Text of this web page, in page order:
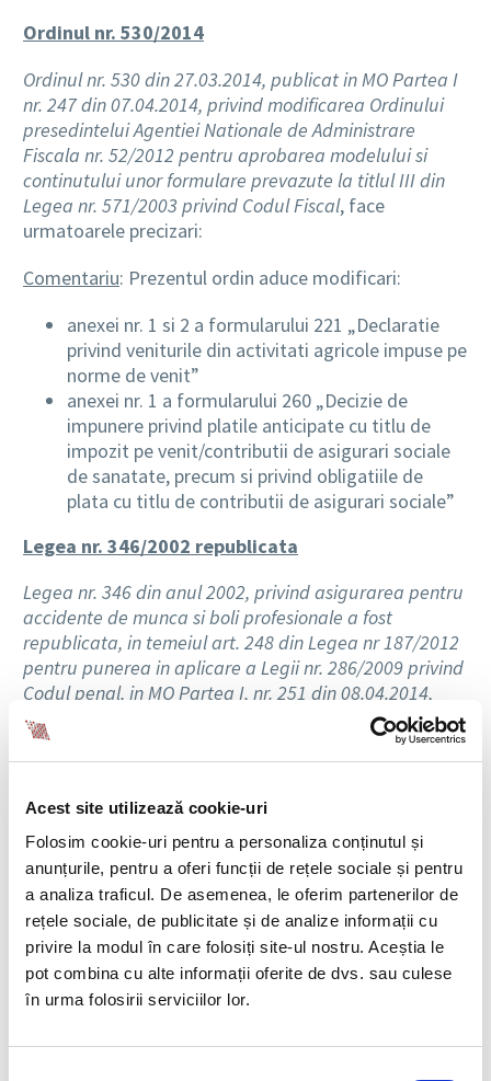
Acest site utilizează cookie-uri
Folosim cookie-uri pentru a personaliza conținutul și
anunțurile, pentru a oferi funcții de rețele sociale și pentru
a analiza traficul. De asemenea, le oferim partenerilor de
rețele sociale, de publicitate și de analize informații cu
privire la modul în care folosiți site-ul nostru. Aceștia le
pot combina cu alte informații oferite de dvs. sau culese
în urma folosirii serviciilor lor.
Ordinul nr. 530/2014
Ordinul nr. 530 din 27.03.2014, publicat in MO Partea I
nr. 247 din 07.04.2014, privind modificarea Ordinului
presedintelui Agentiei Nationale de Administrare
Fiscala nr. 52/2012 pentru aprobarea modelului si
continutului unor formulare prevazute la titlul III din
Legea nr. 571/2003 privind Codul Fiscal, face
urmatoarele precizari:
Comentariu: Prezentul ordin aduce modificari:
anexei nr. 1 si 2 a formularului 221 „Declaratie
privind veniturile din activitati agricole impuse pe
norme de venit”
anexei nr. 1 a formularului 260 „Decizie de
impunere privind platile anticipate cu titlu de
impozit pe venit/contributii de asigurari sociale
de sanatate, precum si privind obligatiile de
plata cu titlu de contributii de asigurari sociale”
Legea nr. 346/2002 republicata
Legea nr. 346 din anul 2002, privind asigurarea pentru
accidente de munca si boli profesionale a fost
republicata, in temeiul art. 248 din Legea nr 187/2012
pentru punerea in aplicare a Legii nr. 286/2009 privind
Codul penal, in MO Partea I, nr. 251 din 08.04.2014,
dandu-se textelor o noua numerotare.
Ordonanta de urgenta nr. 16/2014
Ordonanta de urgenta nr. 16 din 09.04.2014, publicata
in MO Partea I nr. 266 din 10.04.2014, privind
modificarea si completarea Legii educatiei nationale
nr. 1/2011, face urmatoarele precizari:
Art. 253 – (1) Cadrele didactice calificate, care au
obtinut nota/media de cel putin 7 la un concurs
national unic de titularizare in invatamantul
preuniversitar in ultimii 6 ani si care sunt angajate cu